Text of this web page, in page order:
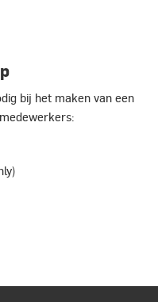
bij het maken van een